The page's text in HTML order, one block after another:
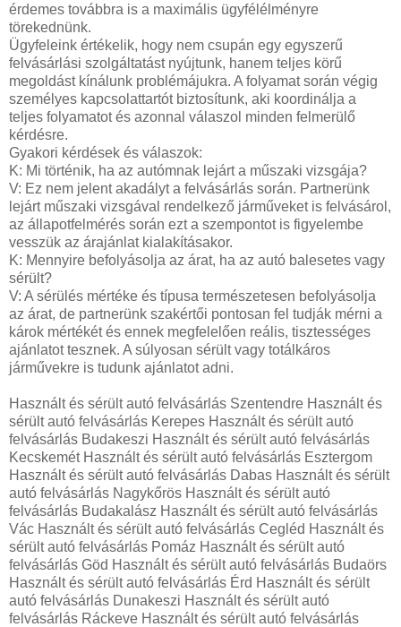
érdemes továbbra is a maximális ügyfélélményre
törekednünk.
Ügyfeleink értékelik, hogy nem csupán egy egyszerű
felvásárlási szolgáltatást nyújtunk, hanem teljes körű
megoldást kínálunk problémájukra. A folyamat során végig
személyes kapcsolattartót biztosítunk, aki koordinálja a
teljes folyamatot és azonnal válaszol minden felmerülő
kérdésre.
Gyakori kérdések és válaszok:
K: Mi történik, ha az autómnak lejárt a műszaki vizsgája?
V: Ez nem jelent akadályt a felvásárlás során. Partnerünk
lejárt műszaki vizsgával rendelkező járműveket is felvásárol,
az állapotfelmérés során ezt a szempontot is figyelembe
vesszük az árajánlat kialakításakor.
K: Mennyire befolyásolja az árat, ha az autó balesetes vagy
sérült?
V: A sérülés mértéke és típusa természetesen befolyásolja
az árat, de partnerünk szakértői pontosan fel tudják mérni a
károk mértékét és ennek megfelelően reális, tisztességes
ajánlatot tesznek. A súlyosan sérült vagy totálkáros
járművekre is tudunk ajánlatot adni.
Használt és sérült autó felvásárlás Szentendre Használt és
sérült autó felvásárlás Kerepes Használt és sérült autó
felvásárlás Budakeszi Használt és sérült autó felvásárlás
Kecskemét Használt és sérült autó felvásárlás Esztergom
Használt és sérült autó felvásárlás Dabas Használt és sérült
autó felvásárlás Nagykőrös Használt és sérült autó
felvásárlás Budakalász Használt és sérült autó felvásárlás
Vác Használt és sérült autó felvásárlás Cegléd Használt és
sérült autó felvásárlás Pomáz Használt és sérült autó
felvásárlás Göd Használt és sérült autó felvásárlás Budaörs
Használt és sérült autó felvásárlás Érd Használt és sérült
autó felvásárlás Dunakeszi Használt és sérült autó
felvásárlás Ráckeve Használt és sérült autó felvásárlás